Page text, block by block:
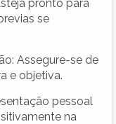
pronto para
se
Assegure-se de
e objetiva.
pessoal
na